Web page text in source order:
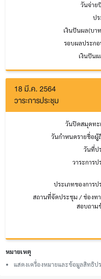
วันจ่าย
ปร
เงินปันผล(บา
รอบผลประกอ
เงินปันผ
18 มี.ค. 2564
วาระการประชุม
วันปิดสมุดทะ
วันกำหนดรายชื่อผู้
วันที่ป
วาระการ
ประเภทของการป
สถานที่จัดประชุม / ช่องทา
สอบถาม
หมายเหตุ
แสดงเครื่องหมายและข้อมูลสิทธิ